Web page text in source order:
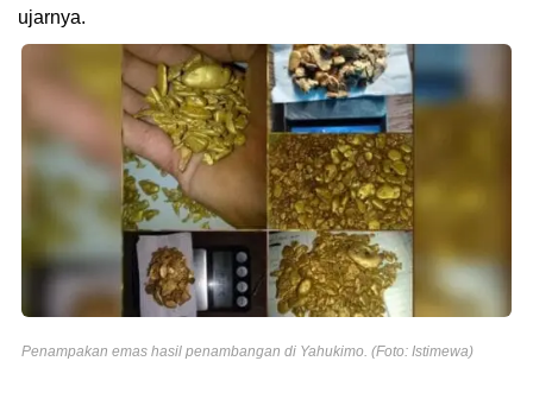
ujarnya.
Penampakan emas hasil penambangan di Yahukimo. (Foto: Istimewa)